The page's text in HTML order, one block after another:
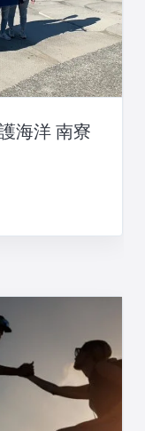
海洋 南寮